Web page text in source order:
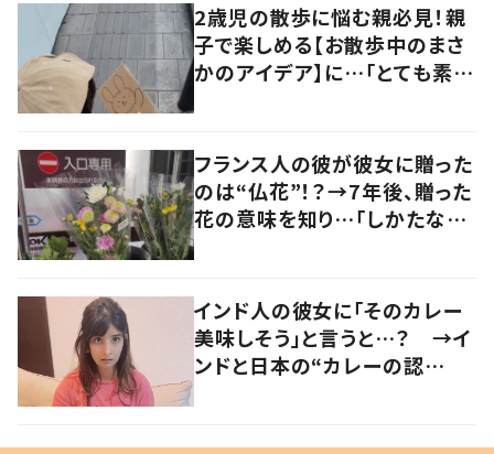
2歳児の散歩に悩む親必見！親
子で楽しめる【お散歩中のまさ
かのアイデア】に…「とても素
フランス人の彼が彼女に贈った
のは“仏花”！？→7年後、贈った
花の意味を知り…「しかたな
インド人の彼女に「そのカレー
美味しそう」と言うと…？ →イ
ンドと日本の“カレーの認